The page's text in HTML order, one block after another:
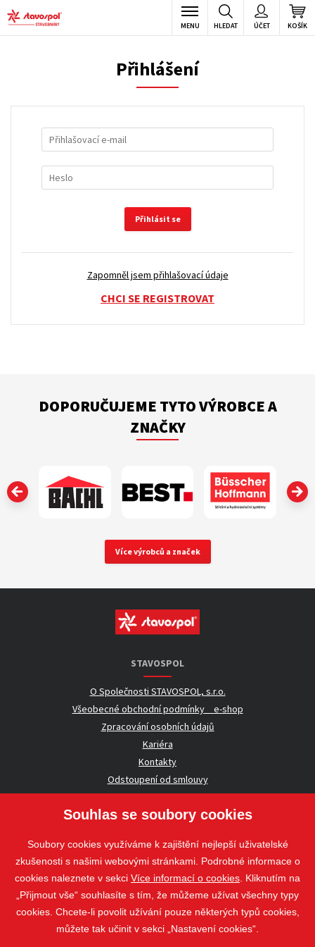
KOŠÍK
ÚČET
HLEDAT
MENU
Přihlášení
Přihlásit se
Zapomněl jsem přihlašovací údaje
CHCI SE REGISTROVAT
DOPORUČUJEME TYTO VÝROBCE A
ZNAČKY
‹
Více výrobců a značek
STAVOSPOL
O Společnosti STAVOSPOL, s.r.o.
Všeobecné obchodní podmínky _ e-shop
Zpracování osobních údajů
Kariéra
Kontakty
Odstoupení od smlouvy
UŽITEČNÉ INFORMACE
Nezávazná poptávka
Whistleblowing
Sledujte nás
Souhlas se soubory cookies
Soubory cookies využíváme k zajištění nejlepší uživatelské
zkušenosti s našimi webovými stránkami. Podrobné informace o
cookies naleznete v sekci Více informací o cookies . Kliknutím na
„Přijmout vše“ souhlasíte s tím, že můžeme užívat všechny typy
cookies. Chcete-li povolit užívání pouze některých typů cookies,
můžete tak učinit v sekci „Nastavení cookies“.